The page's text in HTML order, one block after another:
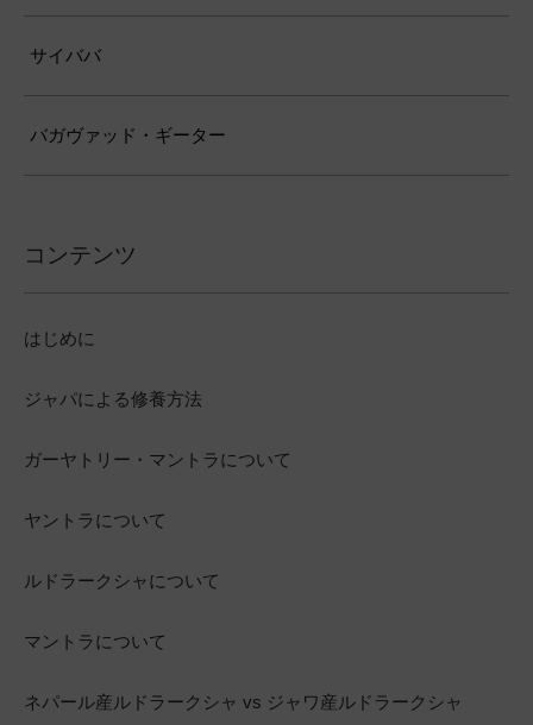
サイババ
バガヴァッド・ギーター
コンテンツ
はじめに
ジャパによる修養方法
ガーヤトリー・マントラについて
ヤントラについて
ルドラークシャについて
マントラについて
ネパール産ルドラークシャ vs ジャワ産ルドラークシャ